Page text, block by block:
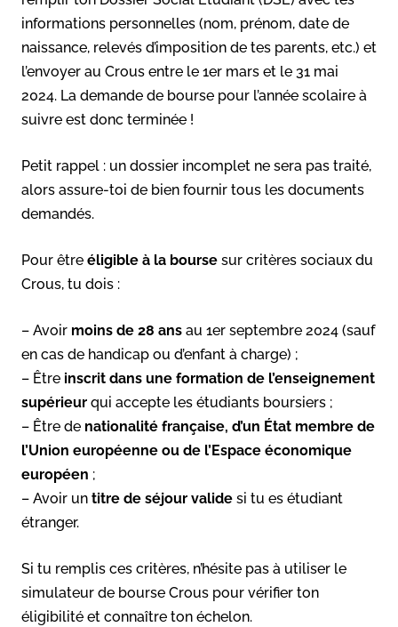
informations personnelles (nom, prénom, date de
naissance, relevés d’imposition de tes parents, etc.) et
l’envoyer au Crous entre le 1er mars et le 31 mai
2024. La demande de bourse pour l’année scolaire à
suivre est donc terminée !
Petit rappel : un dossier incomplet ne sera pas traité,
alors assure-toi de bien fournir tous les documents
demandés.
Pour être éligible à la bourse sur critères sociaux du
Crous, tu dois :
– Avoir moins de 28 ans au 1er septembre 2024 (sauf
en cas de handicap ou d’enfant à charge) ;
– Être inscrit dans une formation de l’enseignement
supérieur qui accepte les étudiants boursiers ;
– Être de nationalité française, d’un État membre de
l’Union européenne ou de l’Espace économique
européen ;
– Avoir un titre de séjour valide si tu es étudiant
étranger.
Si tu remplis ces critères, n’hésite pas à utiliser le
simulateur de bourse Crous pour vérifier ton
éligibilité et connaître ton échelon.